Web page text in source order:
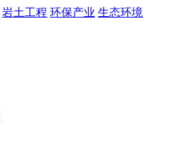
岩土工程 环保产业 生态环境